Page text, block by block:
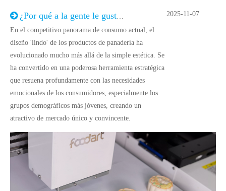
¿Por qué a la gente le gusta la comida linda?
En el competitivo panorama de consumo actual, el
diseño 'lindo' de los productos de panadería ha
evolucionado mucho más allá de la simple estética. Se
ha convertido en una poderosa herramienta estratégica
que resuena profundamente con las necesidades
emocionales de los consumidores, especialmente los
grupos demográficos más jóvenes, creando un
atractivo de mercado único y convincente.
2025-11-07